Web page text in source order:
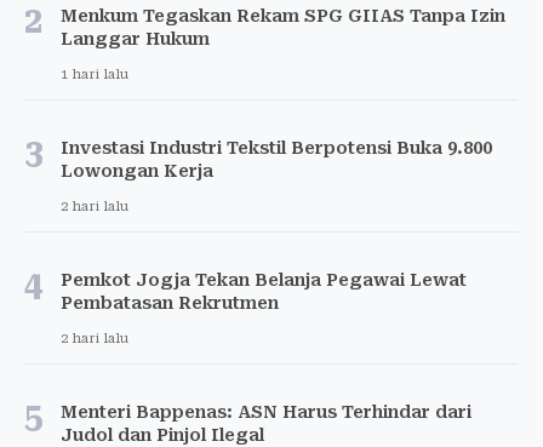
2
Menkum Tegaskan Rekam SPG GIIAS Tanpa Izin
Langgar Hukum
1 hari lalu
3
Investasi Industri Tekstil Berpotensi Buka 9.800
Lowongan Kerja
2 hari lalu
4
Pemkot Jogja Tekan Belanja Pegawai Lewat
Pembatasan Rekrutmen
2 hari lalu
5
Menteri Bappenas: ASN Harus Terhindar dari
Judol dan Pinjol Ilegal